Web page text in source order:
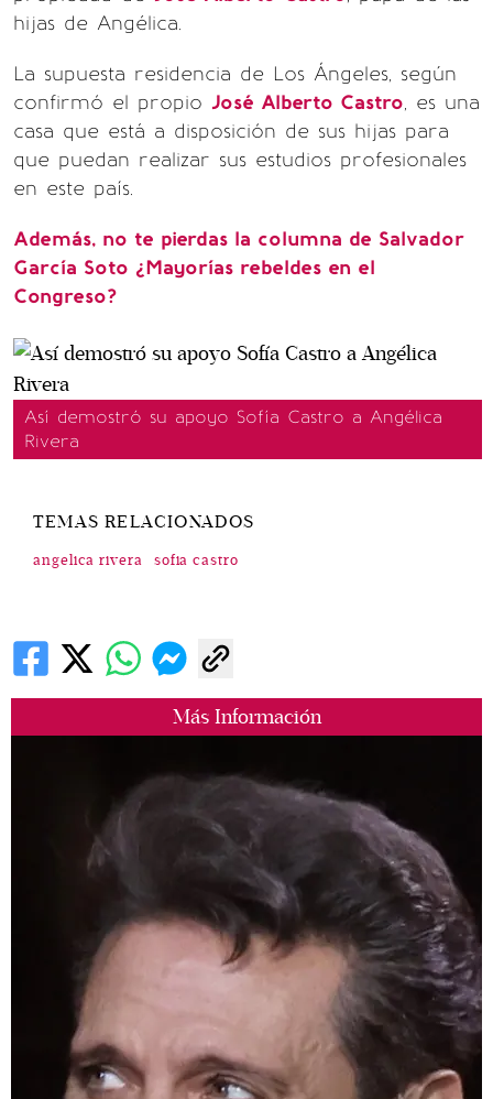
Más Información
hijas de Angélica.
La supuesta residencia de Los Ángeles, según
confirmó el propio José Alberto Castro, es una
casa que está a disposición de sus hijas para
que puedan realizar sus estudios profesionales
en este país.
Además, no te pierdas la columna de Salvador
García Soto ¿Mayorías rebeldes en el
Congreso?
Así demostró su apoyo Sofía Castro a Angélica
Rivera
TEMAS RELACIONADOS
angelica rivera sofia castro